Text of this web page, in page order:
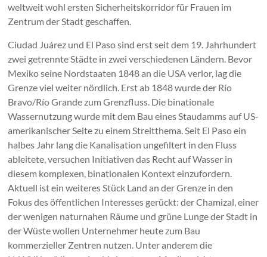
weltweit wohl ersten Sicherheitskorridor für Frauen im
Zentrum der Stadt geschaffen.
Ciudad Juárez und El Paso sind erst seit dem 19. Jahrhundert
zwei getrennte Städte in zwei verschiedenen Ländern. Bevor
Mexiko seine Nordstaaten 1848 an die USA verlor, lag die
Grenze viel weiter nördlich. Erst ab 1848 wurde der Río
Bravo/Río Grande zum Grenzfluss. Die binationale
Wassernutzung wurde mit dem Bau eines Staudamms auf US-
amerikanischer Seite zu einem Streitthema. Seit El Paso ein
halbes Jahr lang die Kanalisation ungefiltert in den Fluss
ableitete, versuchen Initiativen das Recht auf Wasser in
diesem komplexen, binationalen Kontext einzufordern.
Aktuell ist ein weiteres Stück Land an der Grenze in den
Fokus des öffentlichen Interesses gerückt: der Chamizal, einer
der wenigen naturnahen Räume und grüne Lunge der Stadt in
der Wüste wollen Unternehmer heute zum Bau
kommerzieller Zentren nutzen. Unter anderem die